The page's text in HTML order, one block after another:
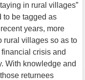
in rural villages”
to be tagged as
years, more
rural villages so as to
crisis and
With knowledge and
returnees